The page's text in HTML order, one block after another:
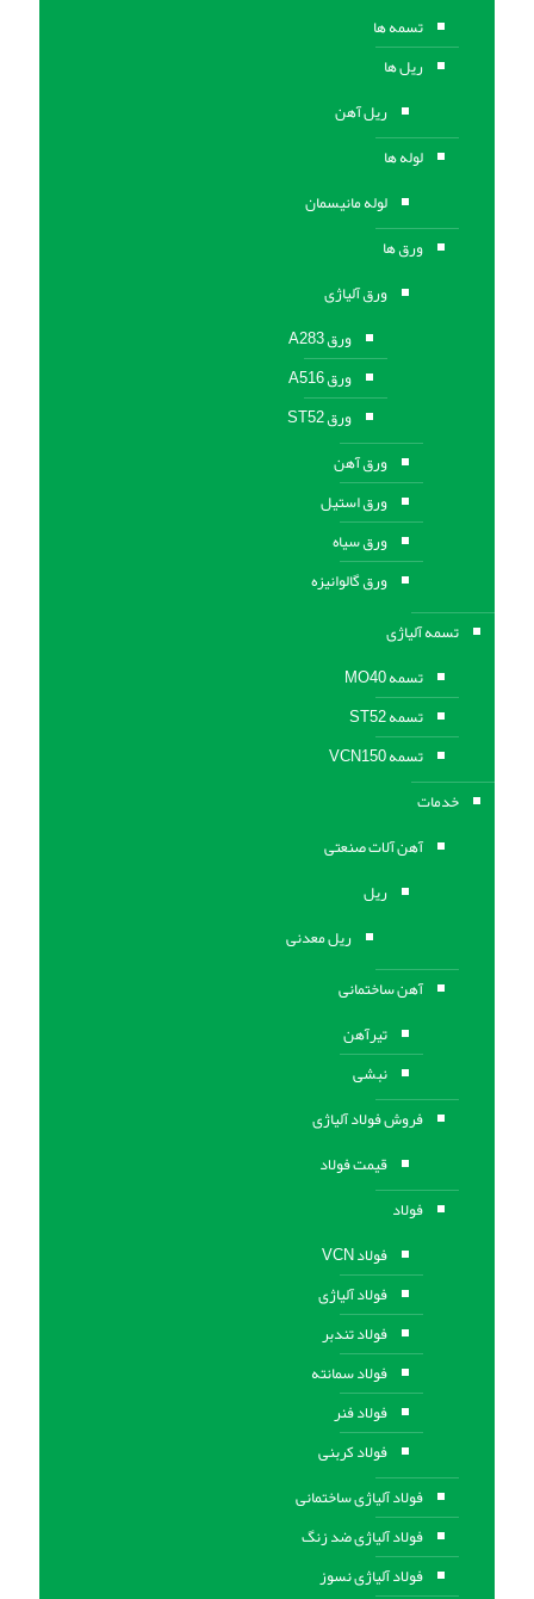
تسمه ها
ریل ها
ریل آهن
لوله ها
لوله مانیسمان
ورق ها
ورق آلیاژی
ورق A283
ورق A516
ورق ST52
ورق آهن
ورق استیل
ورق سیاه
ورق گالوانیزه
تسمه آلیاژی
تسمه MO40
تسمه ST52
تسمه VCN150
خدمات
آهن آلات صنعتی
ریل
ریل معدنی
آهن ساختمانی
تیرآهن
نبشی
فروش فولاد آلیاژی
قیمت فولاد
فولاد
فولاد VCN
فولاد آلیاژی
فولاد تندبر
فولاد سمانته
فولاد فنر
فولاد کربنی
فولاد آلیاژی ساختمانی
فولاد آلیاژی ضد زنگ
فولاد آلیاژی نسوز